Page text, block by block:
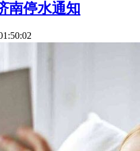
南停水通知